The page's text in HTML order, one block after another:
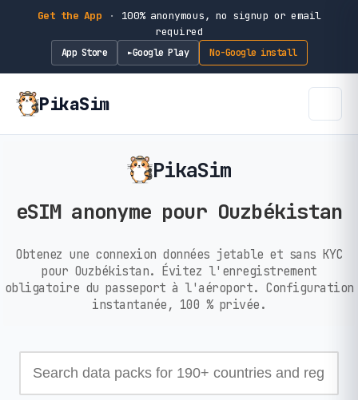
Get the App ·
100% anonymous, no signup or email
required
App Store ►Google Play No-Google install
PikaSim
PikaSim
eSIM anonyme pour Ouzbékistan
Obtenez une connexion données jetable et sans KYC
pour Ouzbékistan. Évitez l'enregistrement
obligatoire du passeport à l'aéroport. Configuration
instantanée, 100 % privée.